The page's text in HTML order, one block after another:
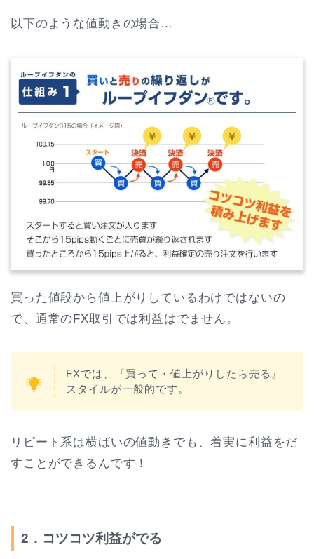
以下のような値動きの場合…
買った値段から値上がりしているわけではないの
で、通常のFX取引では利益はでません。
FXでは、『買って・値上がりしたら売る』
スタイルが一般的です。
リピート系は横ばいの値動きでも、着実に利益をだ
すことができるんです！
2．コツコツ利益がでる